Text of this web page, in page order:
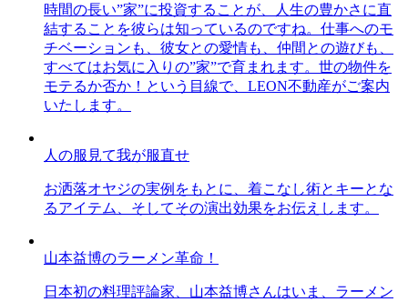
時間の長い”家”に投資することが、人生の豊かさに直
結することを彼らは知っているのですね。仕事へのモ
チベーションも、彼女との愛情も、仲間との遊びも、
すべてはお気に入りの”家”で育まれます。世の物件を
モテるか否か！という目線で、LEON不動産がご案内
いたします。
人の服見て我が服直せ
お洒落オヤジの実例をもとに、着こなし術とキーとな
るアイテム、そしてその演出効果をお伝えします。
山本益博のラーメン革命！
日本初の料理評論家、山本益博さんはいま、ラーメン